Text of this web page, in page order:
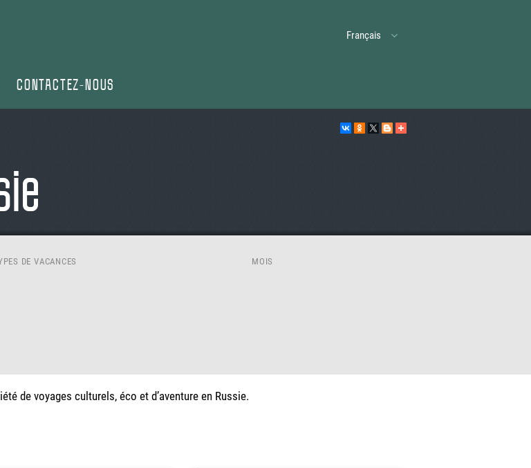
CONTACTEZ-NOUS
Français
DE VACANCES MOIS
de voyages culturels, éco et d’aventure en Russie.